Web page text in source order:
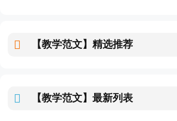
【教学范文】精选推荐
【教学范文】最新列表